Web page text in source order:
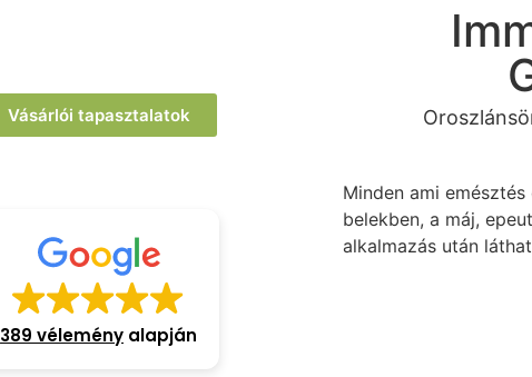
Vásárlói tapasztalatok
389 vélemény alapján
Minden ami
belekben, a máj,
alkalmazás után